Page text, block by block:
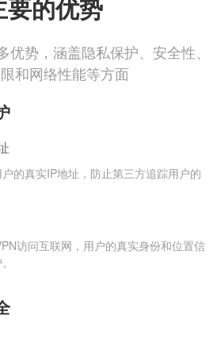
要的优势
势，涵盖隐私保护、安全性、
和网络性能等方面
的真实IP地址，防止第三方追踪用户的
访问互联网，用户的真实身份和位置信